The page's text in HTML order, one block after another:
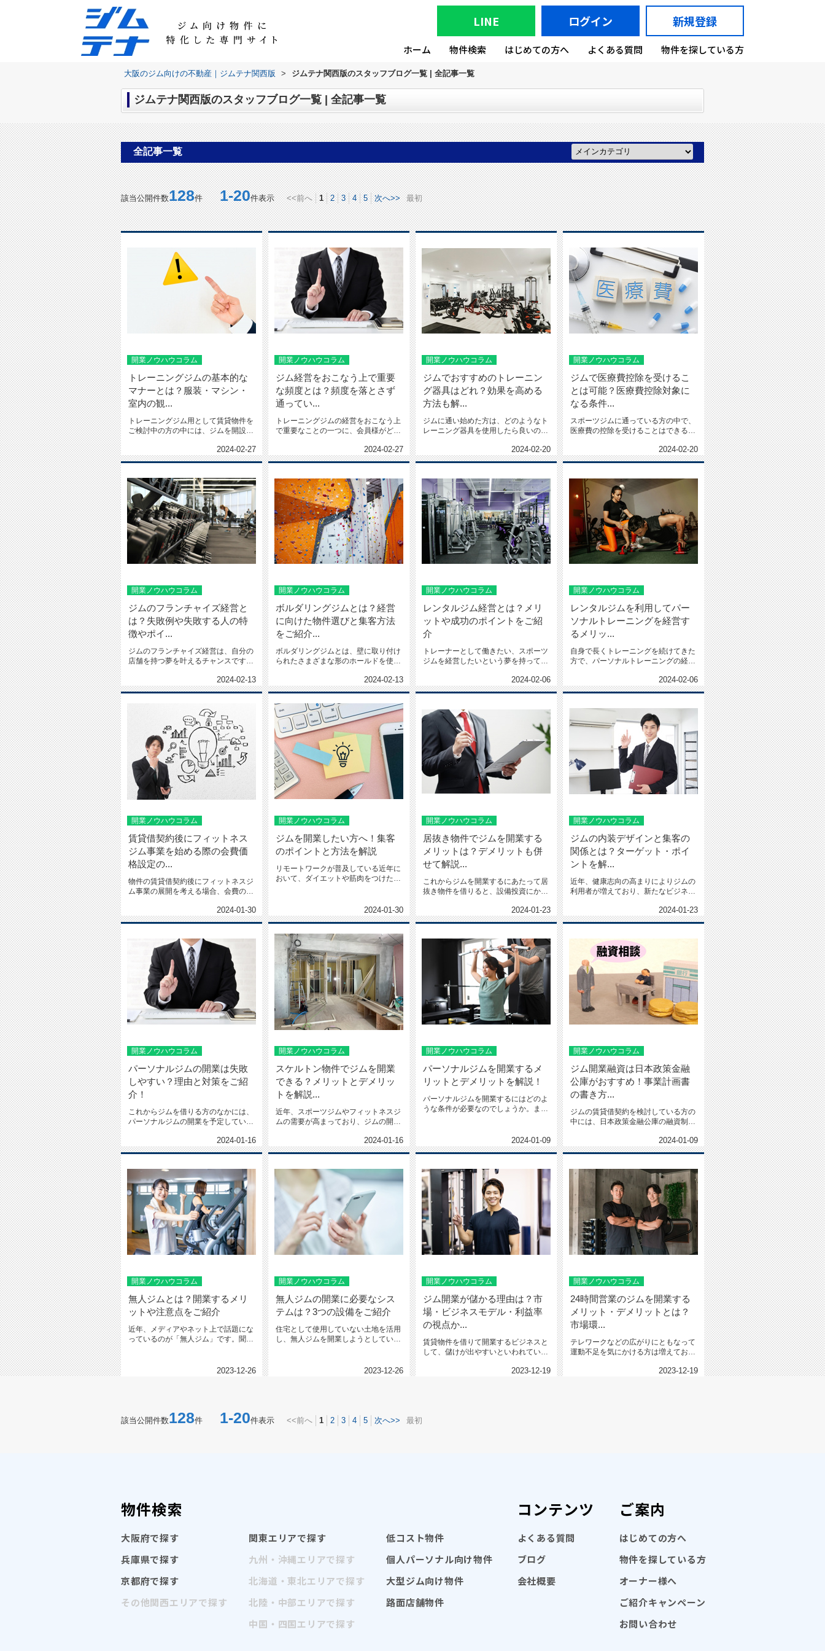
LINE ログイン 新規登録
ホーム 物件検索 はじめての方へ よくある質問 物件を探している方
大阪のジム向けの不動産｜ジムテナ関西版 > ジムテナ関西版のスタッフブログ一覧 | 全記事一覧
ジムテナ関西版のスタッフブログ一覧 | 全記事一覧
全記事一覧
該当公開件数128件1-20件表示 <<前へ 1 2 3 4 5 次へ>> 最初
開業ノウハウコラム
トレーニングジムの基本的な
マナーとは？服装・マシン・
室内の観...
トレーニングジム用として賃貸物件を
ご検討中の方の中には、ジムを開設し
2024-02-27
開業ノウハウコラム
ジム経営をおこなう上で重要
な頻度とは？頻度を落とさず
通ってい...
トレーニングジムの経営をおこなう上
で重要なことの一つに、会員様がどの
2024-02-27
開業ノウハウコラム
ジムでおすすめのトレーニン
グ器具はどれ？効果を高める
方法も解...
ジムに通い始めた方は、どのようなト
レーニング器具を使用したら良いのか
2024-02-20
開業ノウハウコラム
ジムで医療費控除を受けるこ
とは可能？医療費控除対象に
なる条件...
スポーツジムに通っている方の中で、
医療費の控除を受けることはできるの
2024-02-20
開業ノウハウコラム
ジムのフランチャイズ経営と
は？失敗例や失敗する人の特
徴やポイ...
ジムのフランチャイズ経営は、自分の
店舗を持つ夢を叶えるチャンスです。
2024-02-13
開業ノウハウコラム
ボルダリングジムとは？経営
に向けた物件選びと集客方法
をご紹介...
ボルダリングジムとは、壁に取り付け
られたさまざまな形のホールドを使っ
2024-02-13
開業ノウハウコラム
レンタルジム経営とは？メリ
ットや成功のポイントをご紹
介
トレーナーとして働きたい、スポーツ
ジムを経営したいという夢を持ってい
2024-02-06
開業ノウハウコラム
レンタルジムを利用してパー
ソナルトレーニングを経営す
るメリッ...
自身で長くトレーニングを続けてきた
方で、パーソナルトレーニングの経営
2024-02-06
開業ノウハウコラム
賃貸借契約後にフィットネス
ジム事業を始める際の会費価
格設定の...
物件の賃貸借契約後にフィットネスジ
ム事業の展開を考える場合、会費の価
2024-01-30
開業ノウハウコラム
ジムを開業したい方へ！集客
のポイントと方法を解説
リモートワークが普及している近年に
おいて、ダイエットや筋肉をつけたい
2024-01-30
開業ノウハウコラム
居抜き物件でジムを開業する
メリットは？デメリットも併
せて解説...
これからジムを開業するにあたって居
抜き物件を借りると、設備投資にかか
2024-01-23
開業ノウハウコラム
ジムの内装デザインと集客の
関係とは？ターゲット・ポイ
ントを解...
近年、健康志向の高まりによりジムの
利用者が増えており、新たなビジネス
2024-01-23
開業ノウハウコラム
パーソナルジムの開業は失敗
しやすい？理由と対策をご紹
介！
これからジムを借りる方のなかには、
パーソナルジムの開業を予定している
2024-01-16
開業ノウハウコラム
スケルトン物件でジムを開業
できる？メリットとデメリッ
トを解説...
近年、スポーツジムやフィットネスジ
ムの需要が高まっており、ジムの開業
2024-01-16
開業ノウハウコラム
パーソナルジムを開業するメ
リットとデメリットを解説！
パーソナルジムを開業するにはどのよ
うな条件が必要なのでしょうか。ま
2024-01-09
開業ノウハウコラム
ジム開業融資は日本政策金融
公庫がおすすめ！事業計画書
の書き方...
ジムの賃貸借契約を検討している方の
中には、日本政策金融公庫の融資制度
2024-01-09
開業ノウハウコラム
無人ジムとは？開業するメリ
ットや注意点をご紹介
近年、メディアやネット上で話題にな
っているのが「無人ジム」です。聞い
2023-12-26
開業ノウハウコラム
無人ジムの開業に必要なシス
テムは？3つの設備をご紹介
住宅として使用していない土地を活用
し、無人ジムを開業しようとしている
2023-12-26
開業ノウハウコラム
ジム開業が儲かる理由は？市
場・ビジネスモデル・利益率
の視点か...
賃貸物件を借りて開業するビジネスと
して、儲けが出やすいといわれている
2023-12-19
開業ノウハウコラム
24時間営業のジムを開業する
メリット・デメリットとは？
市場環...
テレワークなどの広がりにともなって
運動不足を気にかける方は増えてお
2023-12-19
該当公開件数128件 1-20件表示 <<前へ 1 2 3 4 5 次へ>> 最初
物件検索
大阪府で探す
兵庫県で探す
京都府で探す
その他関西エリアで探す
関東エリアで探す
九州・沖縄エリアで探す
北海道・東北エリアで探す
北陸・中部エリアで探す
中国・四国エリアで探す
低コスト物件
個人パーソナル向け物件
大型ジム向け物件
路面店舗物件
コンテンツ
よくある質問
ブログ
会社概要
ご案内
はじめての方へ
物件を探している方
オーナー様へ
ご紹介キャンペーン
お問い合わせ